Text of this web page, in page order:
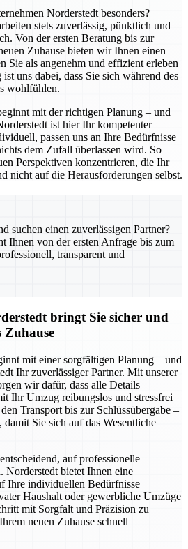
Norderstedt besonders?
stets zuverlässig, pünktlich und
Von der ersten Beratung bis zur
Zuhause bieten wir Ihnen einen
Sie als angenehm und effizient erleben
uns dabei, dass Sie sich während des
wohlfühlen.
mit der richtigen Planung – und
ist hier Ihr kompetenter
passen uns an Ihre Bedürfnisse
dem Zufall überlassen wird. So
Perspektiven konzentrieren, die Ihr
nicht auf die Herausforderungen selbst.
suchen einen zuverlässigen Partner?
Ihnen von der ersten Anfrage bis zum
transparent und
bringt Sie sicher und
Zuhause
mit einer sorgfältigen Planung – und
Ihr zuverlässiger Partner. Mit unserer
wir dafür, dass alle Details
Ihr Umzug reibungslos und stressfrei
Transport bis zur Schlüssübergabe –
Sie sich auf das Wesentliche
auf professionelle
Norderstedt bietet Ihnen eine
Ihre individuellen Bedürfnisse
Haushalt oder gewerbliche Umzüge
mit Sorgfalt und Präzision zu
neuen Zuhause schnell